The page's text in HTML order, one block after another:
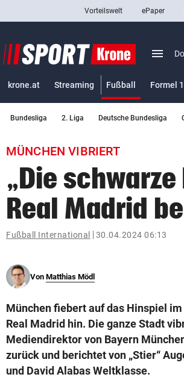
Abonnieren
bookmark
search
Suchbegriff
eingeben
© Krone Multimedia GmbH & Co KG 2026
Vorteilswelt ePaper
menu
krone.at Streaming Fußball
Formel 1
Bundesliga 2. Liga Deutsche Bundesliga
MÜNCHEN VIBRIERT
„Die
Real Madrid
Fußball International 30.04.2024 06:13
Von Matthias Mödl
München fiebert auf das Hinspiel
Real Madrid hin. Die ganze Stadt
Mediendirektor von Bayern
zurück und berichtet von „Stier“
und David Alabas Weltklasse.